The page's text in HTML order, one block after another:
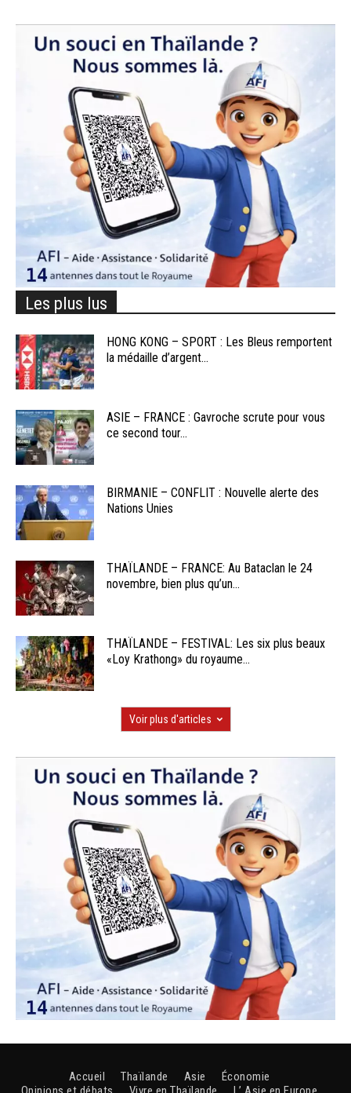
Les plus lus
HONG KONG – SPORT : Les Bleus remportent
la médaille d’argent...
ASIE – FRANCE : Gavroche scrute pour vous
ce second tour...
BIRMANIE – CONFLIT : Nouvelle alerte des
Nations Unies
THAÏLANDE – FRANCE: Au Bataclan le 24
novembre, bien plus qu’un...
THAÏLANDE – FESTIVAL: Les six plus beaux
«Loy Krathong» du royaume...
Voir plus d'articles
Accueil Thaïlande Asie
Économie